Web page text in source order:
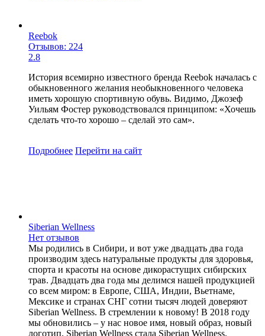
Reebok
Отзывов: 224
2.8
История всемирно известного бренда Reebok началась с
обыкновенного желания необыкновенного человека
иметь хорошую спортивную обувь. Видимо, Джозеф
Уильям Фостер руководствовался принципом: «Хочешь
сделать что-то хорошо – сделай это сам».
Подробнее Перейти на сайт
Siberian Wellness
Нет отзывов
Мы родились в Сибири, и вот уже двадцать два года
производим здесь натуральные продукты для здоровья,
спорта и красоты на основе дикорастущих сибирских
трав. Двадцать два года мы делимся нашей продукцией
со всем миром: в Европе, США, Индии, Вьетнаме,
Мексике и странах СНГ сотни тысяч людей доверяют
Siberian Wellness. В стремлении к новому! В 2018 году
мы обновились – у нас новое имя, новый образ, новый
логотип. Siberian Wellness стала Siberian Wellness.